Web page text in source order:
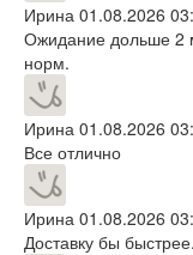
Ирина 01.08.2026
Ожидание дольше 2
норм.
Ирина 01.08.2026
Все отлично
Ирина 01.08.2026
Доставку бы